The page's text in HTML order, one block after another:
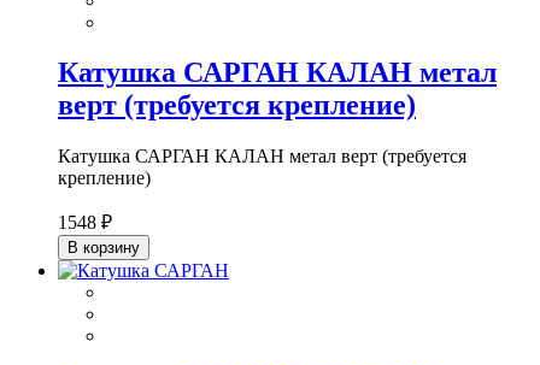
Катушка САРГАН КАЛАН метал
верт (требуется крепление)
Катушка САРГАН КАЛАН метал верт (требуется
крепление)
1548 ₽
В корзину